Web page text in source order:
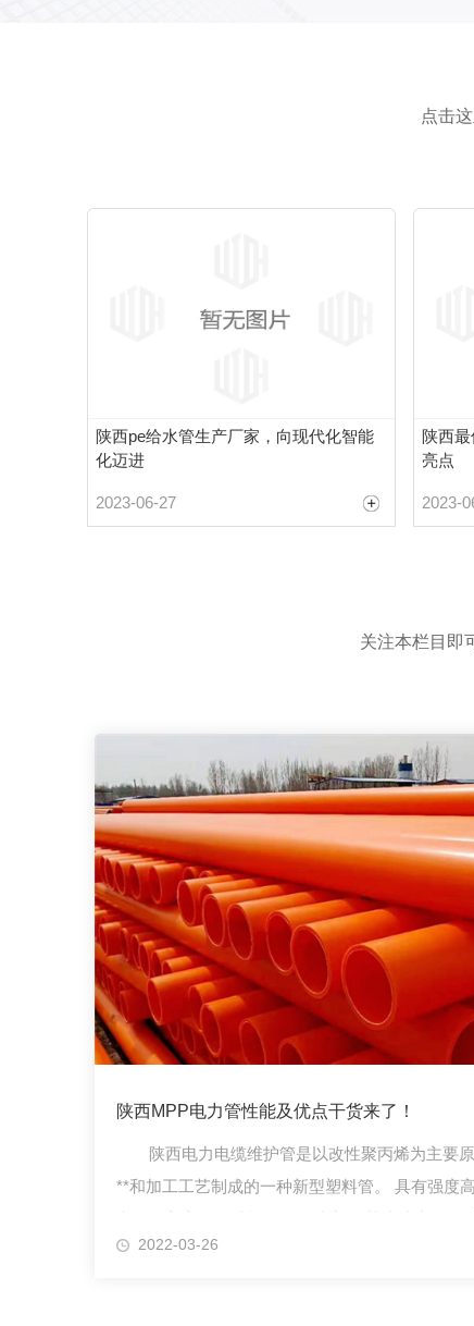
碳
点击
陕西pe给水管生产厂家，向现代化智能
化迈进
2023-06-27
陕西
亮点
2023-
关注本栏目即
陕西MPP电力管性能及优点干货来了！
陕西电力电缆维护管是以改性聚丙烯为主要
**和加工工艺制成的一种新型塑料管。 具有强度
顶管施工，突出了产品的个性。...
2022-03-26